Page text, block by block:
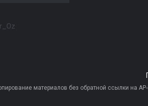
материалов без обратной ссылки на